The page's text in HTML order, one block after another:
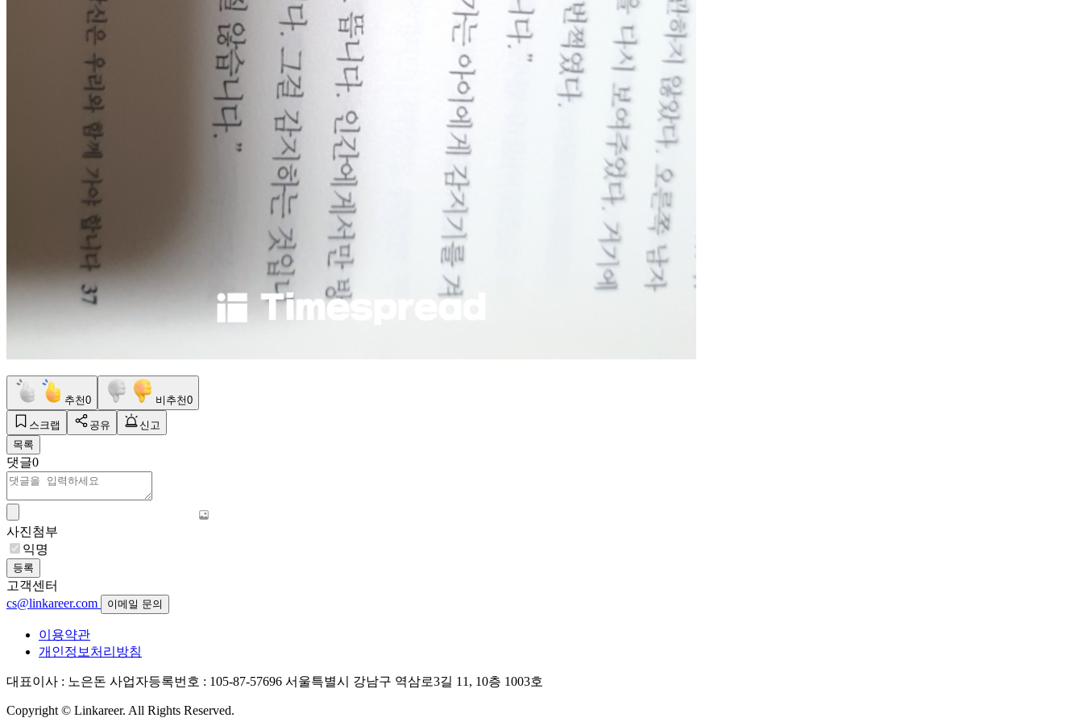
추천0 비추천0
스크랩 공유
신고
목록
댓글0
사진첨부
익명
등록
고객센터
cs@linkareer.com
이메일 문의
이용약관
개인정보처리방침
대표이사 : 노은돈 사업자등록번호 : 105-87-57696 서울특별시 강남구 역삼로3길 11, 10층 1003호
Copyright © Linkareer. All Rights Reserved.